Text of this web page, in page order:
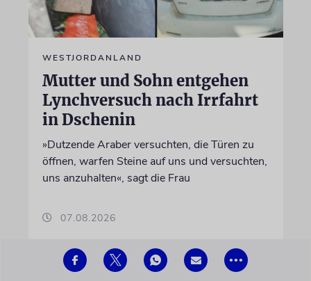
•••
WESTJORDANLAND
Mutter und Sohn entgehen
Lynchversuch nach Irrfahrt
in Dschenin
»Dutzende Araber versuchten, die Türen zu
öffnen, warfen Steine auf uns und versuchten,
uns anzuhalten«, sagt die Frau
07.08.2026